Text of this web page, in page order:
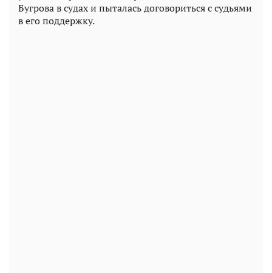
Бугрова в судах и пыталась договориться с судьями
в его поддержку.